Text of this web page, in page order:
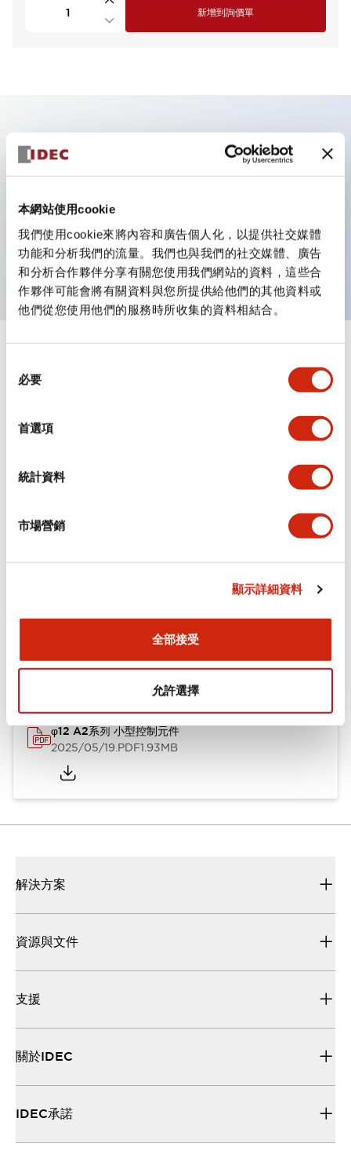
本網站使用cookie
我們使用cookie來將內容和廣告個人化，以提供社交媒體
功能和分析我們的流量。我們也與我們的社交媒體、廣告
和分析合作夥伴分享有關您使用我們網站的資料，這些合
作夥伴可能會將有關資料與您所提供給他們的其他資料或
他們從您使用他們的服務時所收集的資料相結合。
必要
首選項
統計資料
市場營銷
顯示詳細資料
全部接受
允許選擇
新增到詢價單
主要特點
作業性提升的背部端子方式，全系列統一22mm軸長的
平坦端子面。
UL・CSA認證品
環境規範
機械規格
安裝和安裝規範
型錄和宣傳手冊 CAD檔 認證與標準 技術文件
φ12 A2系列 小型控制元件
2025/05/19.PDF1.93MB
解決方案
資源與文件
支援
關於IDEC
IDEC承諾